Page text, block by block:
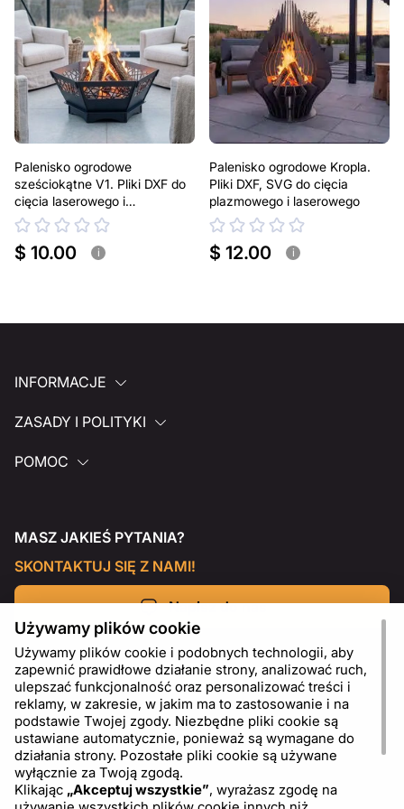
Za dodatkową opłatą możemy dostosować projekt
poprzez dodanie tekstu, obrazów lub logo Twojej firmy
albo wprowadzenie innych modyfikacji według Twoich
potrzeb. Jeśli potrzebujesz indywidualnego projektu
metalowego produktu, skontaktuj się z nami.
pomocy, skontaktuj się z nami w dowolnym momencie –
zawsze chętnie pomożemy.
Palenisko ogrodowe
sześciokątne V1. Pliki DXF do
cięcia laserowego i
plazmowego
$ 10.00 i
Palenisko ogrodowe Kropla.
Pliki DXF, SVG do cięcia
plazmowego i laserowego
$ 12.00 i
INFORMACJE
ZASADY I POLITYKI
POMOC
MASZ JAKIEŚ PYTANIA?
SKONTAKTUJ SIĘ Z NAMI!
Napisz do nas
Używamy plików cookie
Używamy plików cookie i podobnych technologii, aby
zapewnić prawidłowe działanie strony, analizować ruch,
ulepszać funkcjonalność oraz personalizować treści i
reklamy, w zakresie, w jakim ma to zastosowanie i na
podstawie Twojej zgody. Niezbędne pliki cookie są
ustawiane automatycznie, ponieważ są wymagane do
działania strony. Pozostałe pliki cookie są używane
wyłącznie za Twoją zgodą.
Klikając „Akceptuj wszystkie”, wyrażasz zgodę na